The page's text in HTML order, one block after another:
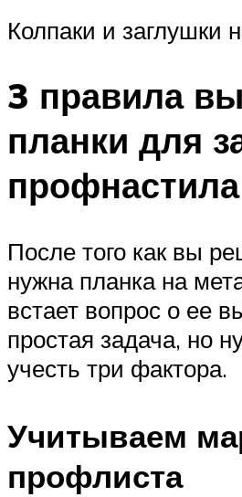
Колпаки и заглушки
3 правила
планки для
профнастила
После того как вы
нужна планка на
встает вопрос о ее
простая задача, но
учесть три фактора.
Учитываем
профлиста